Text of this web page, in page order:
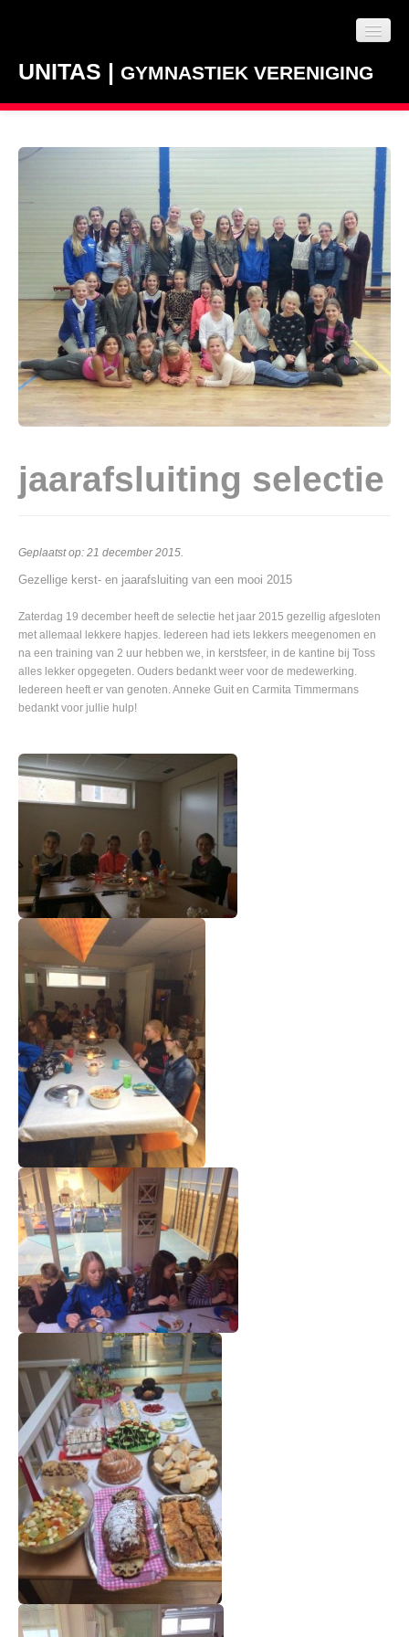
UNITAS | GYMNASTIEK VERENIGING
CONTACT
VACATURES / VRIJWILLIGERS
jaarafsluiting selectie
Geplaatst op: 21 december 2015.
Gezellige kerst- en jaarafsluiting van een mooi 2015
Zaterdag 19 december heeft de selectie het jaar 2015 gezellig afgesloten
met allemaal lekkere hapjes. Iedereen had iets lekkers meegenomen en
na een training van 2 uur hebben we, in kerstsfeer, in de kantine bij Toss
alles lekker opgegeten. Ouders bedankt weer voor de medewerking.
Iedereen heeft er van genoten. Anneke Guit en Carmita Timmermans
bedankt voor jullie hulp!